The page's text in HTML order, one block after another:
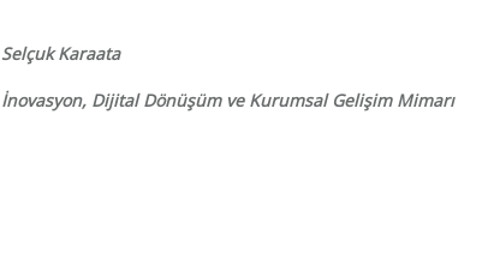
Selçuk Karaata
İnovasyon, Dijital Dönüşüm ve Kurumsal Gelişim Mimarı